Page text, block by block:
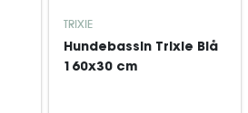
TRIXIE
Hundebassin Trixie Blå
160x30 cm